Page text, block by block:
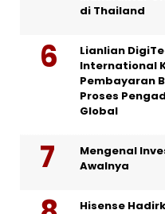
di Thailand
Lianlian
International
Pembayaran
Proses
Global
Mengenal
Awalnya
Hisense